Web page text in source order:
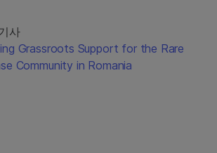
사
Grassroots Support for the Rare
Community in Romania